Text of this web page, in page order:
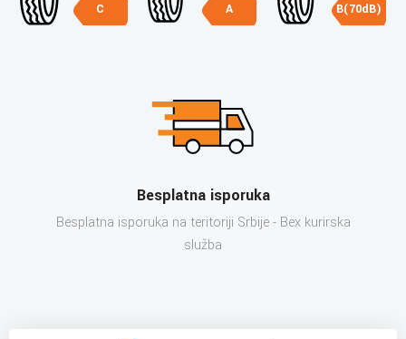
C A B(70dB)
Besplatna isporuka
Besplatna isporuka na teritoriji Srbije - Bex kurirska
služba